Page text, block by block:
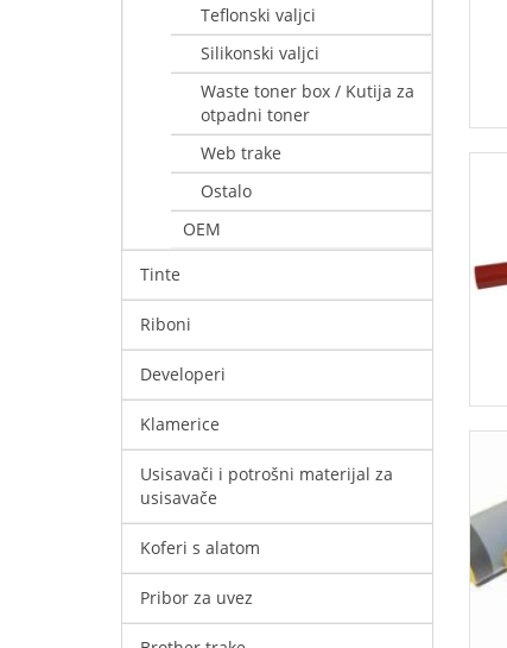
Teflonski valjci
Silikonski valjci
Waste toner box / Kutija za
otpadni toner
Web trake
Ostalo
OEM
Tinte
Riboni
Developeri
Klamerice
Usisavači i potrošni materijal za
usisavače
Koferi s alatom
Pribor za uvez